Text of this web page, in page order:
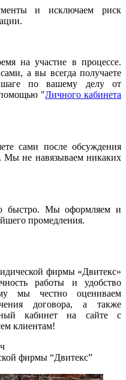
и исключаем риск
на участие в процессе.
а вы всегда получаете
по вашему делу от
помощью "Личного кабинета
сами после обсуждения
Мы не навязываем никаких
быстро. Мы оформляем и
промедления.
фирмы «Двитекс»
работы и удобство
мы честно оцениваем
договора, а также
кабинет на сайте с
клиентам!
фирмы “Двитекс”